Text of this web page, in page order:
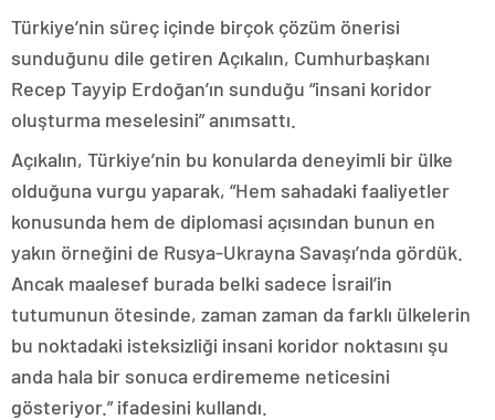
Türkiye’nin süreç içinde birçok çözüm önerisi
sunduğunu dile getiren Açıkalın, Cumhurbaşkanı
Recep Tayyip Erdoğan’ın sunduğu “insani koridor
oluşturma meselesini” anımsattı.
Açıkalın, Türkiye’nin bu konularda deneyimli bir ülke
olduğuna vurgu yaparak, “Hem sahadaki faaliyetler
konusunda hem de diplomasi açısından bunun en
yakın örneğini de Rusya-Ukrayna Savaşı’nda gördük.
Ancak maalesef burada belki sadece İsrail’in
tutumunun ötesinde, zaman zaman da farklı ülkelerin
bu noktadaki isteksizliği insani koridor noktasını şu
anda hala bir sonuca erdirememe neticesini
gösteriyor.” ifadesini kullandı.